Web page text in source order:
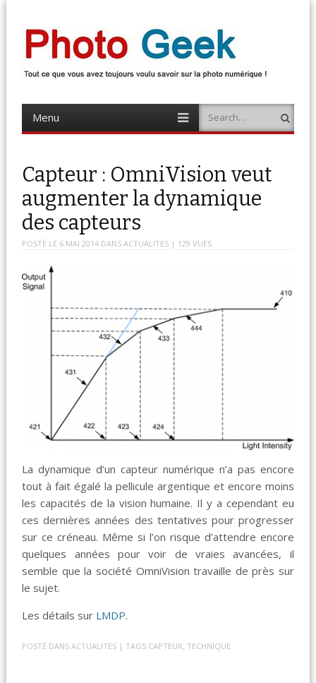
Photo Geek
Menu
content
Search
Capteur : OmniVision veut
augmenter la dynamique
des capteurs
POSTÉ LE 6 MAI 2014 DANSACTUALITES | 129 VUES
La dynamique d’un capteur numérique n’a pas encore
tout à fait égalé la pellicule argentique et encore moins
les capacités de la vision humaine. Il y a cependant eu
ces dernières années des tentatives pour progresser
sur ce créneau. Même si l’on risque d’attendre encore
quelques années pour voir de vraies avancées, il
semble que la société OmniVision travaille de près sur
le sujet.
Les détails sur LMDP.
POSTÉ DANSACTUALITES | TAGS CAPTEUR, TECHNIQUE